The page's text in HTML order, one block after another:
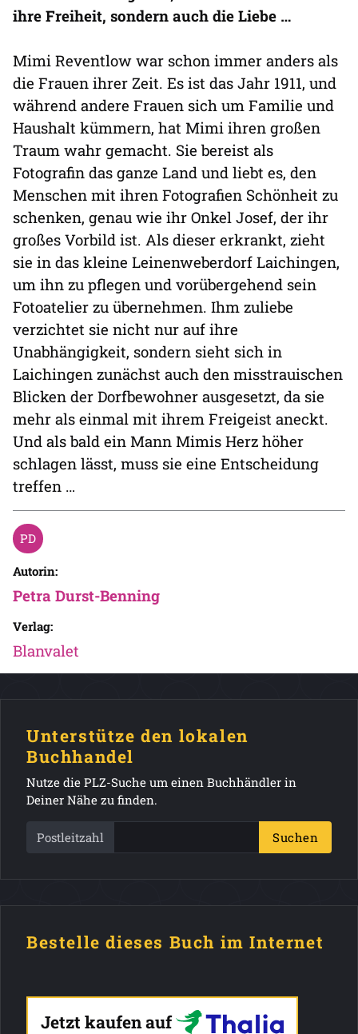
ihre Freiheit, sondern auch die Liebe …
Mimi Reventlow war schon immer anders als
die Frauen ihrer Zeit. Es ist das Jahr 1911, und
während andere Frauen sich um Familie und
Haushalt kümmern, hat Mimi ihren großen
Traum wahr gemacht. Sie bereist als
Fotografin das ganze Land und liebt es, den
Menschen mit ihren Fotografien Schönheit zu
schenken, genau wie ihr Onkel Josef, der ihr
großes Vorbild ist. Als dieser erkrankt, zieht
sie in das kleine Leinenweberdorf Laichingen,
um ihn zu pflegen und vorübergehend sein
Fotoatelier zu übernehmen. Ihm zuliebe
verzichtet sie nicht nur auf ihre
Unabhängigkeit, sondern sieht sich in
Laichingen zunächst auch den misstrauischen
Blicken der Dorfbewohner ausgesetzt, da sie
mehr als einmal mit ihrem Freigeist aneckt.
Und als bald ein Mann Mimis Herz höher
schlagen lässt, muss sie eine Entscheidung
treffen …
Autorin:
Petra Durst-Benning
Verlag:
Blanvalet
Unterstütze den lokalen
Buchhandel
Nutze die PLZ-Suche um einen Buchhändler in
Deiner Nähe zu finden.
Postleitzahl Suchen
Bestelle dieses Buch im Internet
Jetzt kaufen auf